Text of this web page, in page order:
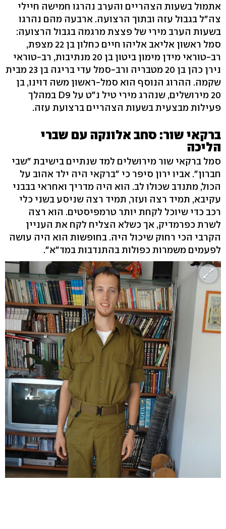
אתמול בשעות הצהריים והערב נהרגו חמישה חיילי
צה"ל בגבול עזה ובתוך הרצועה. ארבעה מהם נהרגו
בשעות הערב מירי של פצצת מרגמה בגבול הרצועה:
סמל ראשון אליאב אליהו חיים כחלון בן 22 מצפת,
רב-טוראי מידן מימון ביטון בן 20 מנתיבות, רב-טוראי
נירן כהן בן 20 מטבריה ורב-סמל עדי בריגה בן 23 מבית
שקמה. ההרוג הנוסף הוא סמל-ראשון משה דוינו, בן
20 מירושלים, שנהרג מירי טיל נ"ט על D9 במהלך
פעילות מבצעית בשעות הצהריים ברצועת עזה.
ברקאי שור: סחב אלונקה עם שברי
הליכה
סמל ברקאי שור מירושלים למד שנתיים בישיבת "שבי
חברון". אביו ירון סיפר כי "ברקאי היה ילד אהוב על
הכול, מתנדב שכולו לב. הוא היה מדריך ואחראי בבבני
עקיבא, תמיד רצה ועזר, תמיד רצה שניסע בשני כלי
רכב כדי שיוכל לקחת יותר טרמפיסטים. הוא רצה
לשרת כפרמדיק, אך כשלא הצליח לקח את העניין
הקרבי הכי רחוק שיכול היה. בחופשות הוא היה עושה
לפעמים משמרות כפולות בהתנדבות במד"א".